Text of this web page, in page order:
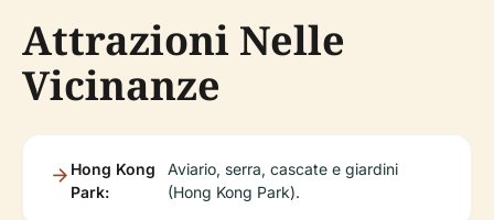
Attrazioni Nelle
Vicinanze
Hong Kong
Park:
Aviario, serra, cascate e giardini
(Hong Kong Park).